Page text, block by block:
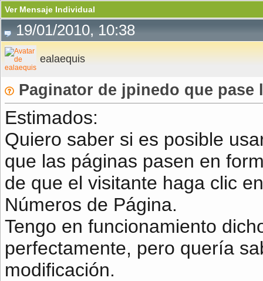
Ver Mensaje Individual
19/01/2010, 10:38
ealaequis
Paginator de jpinedo que pase
Estimados:
Quiero saber si es posible
que las páginas pasen en
de que el visitante haga clic
Números de Página.
Tengo en funcionamiento
perfectamente, pero quería
modificación.